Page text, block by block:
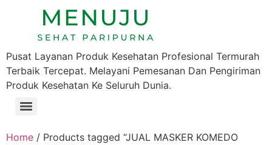
Pusat Layanan Produk Kesehatan Profesional Termurah
Terbaik Tercepat. Melayani Pemesanan Dan Pengiriman
Produk Kesehatan Ke Seluruh Dunia.
Home / Products tagged “JUAL MASKER KOMEDO